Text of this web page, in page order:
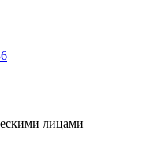
лицами